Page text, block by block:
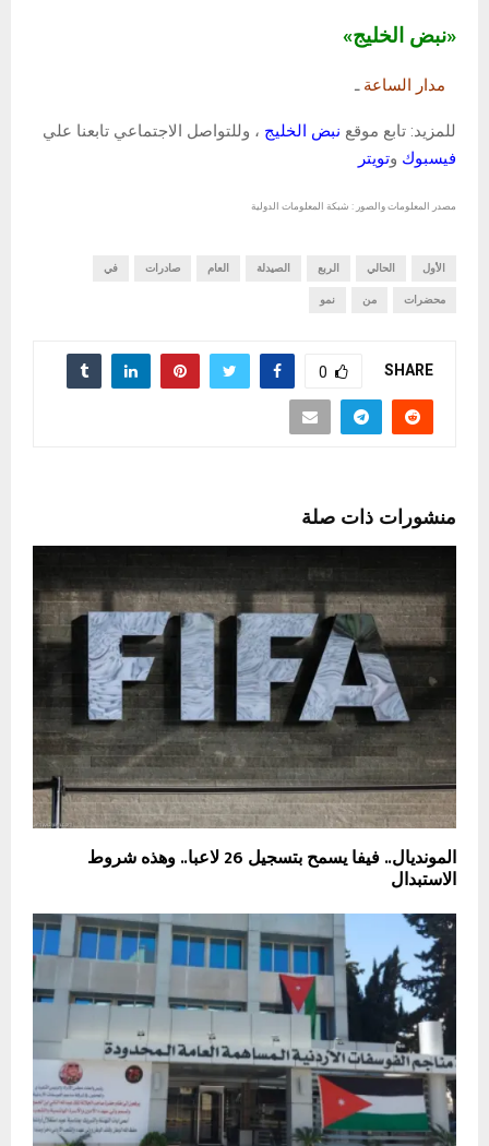
«نبض الخليج»
مدار الساعةـ
للمزيد: تابع موقع نبض الخليج ، وللتواصل الاجتماعي تابعنا علي
فيسبوك وتويتر
مصدر المعلومات والصور : شبكة المعلومات الدولية
الأول الحالي الربع الصيدلة العام صادرات في
محضرات من نمو
SHARE
0
منشورات ذات صلة
المونديال.. فيفا يسمح بتسجيل 26 لاعبا.. وهذه شروط
الاستبدال